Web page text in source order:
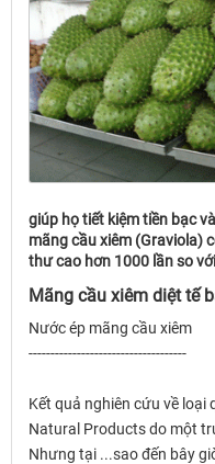
giúp họ tiết kiệm tiền bạc
mãng cầu xiêm (Graviola)
thư cao hơn 1000 lần so
Mãng cầu xiêm diệt tế
Nước ép mãng cầu xiêm
------------------------------------
Kết quả nghiên cứu về
Natural Products do một
Nhưng tại ...sao đến bây